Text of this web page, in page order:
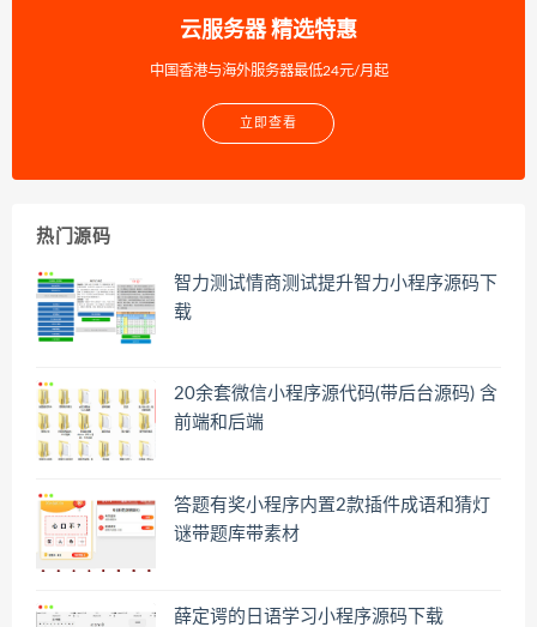
云服务器 精选特惠
中国香港与海外服务器最低24元/月起
立即查看
热门源码
智力测试情商测试提升智力小程序源码下
载
20余套微信小程序源代码(带后台源码) 含
前端和后端
答题有奖小程序内置2款插件成语和猜灯
谜带题库带素材
薛定谔的日语学习小程序源码下载